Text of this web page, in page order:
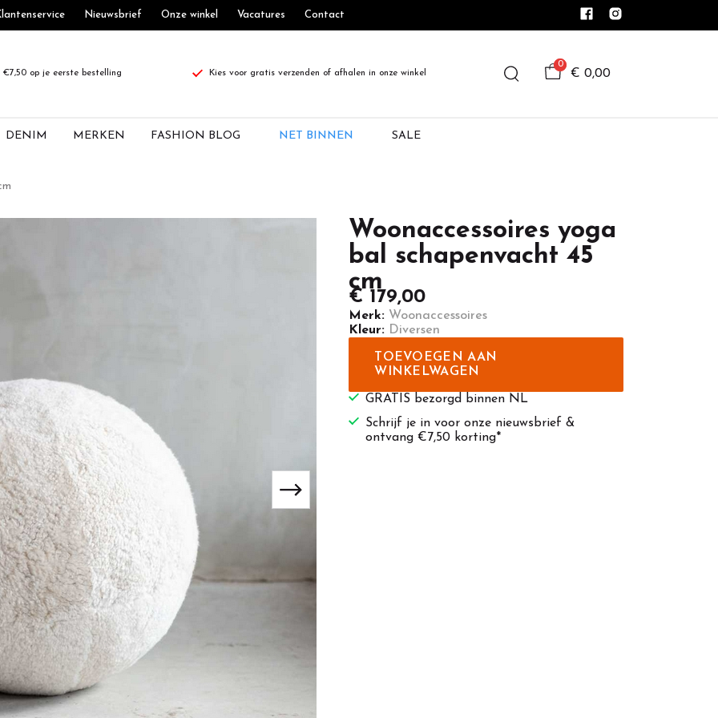
Nieuwsbrief Onze winkel Vacatures Contact
op je eerste bestelling Kies voor gratis verzenden of afhalen in onze winkel
0
€ 0,00
DENIM MERKEN FASHION BLOG NET BINNEN SALE
Woonaccessoires yoga
bal schapenvacht 45
cm
€ 179,00
Merk: Woonaccessoires
Kleur: Diversen
TOEVOEGEN AAN
WINKELWAGEN
GRATIS bezorgd binnen NL
Schrijf je in voor onze nieuwsbrief &
ontvang €7,50 korting*